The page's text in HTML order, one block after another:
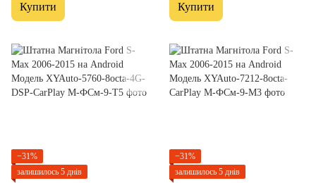
Купити Купити
−31%
залишилось 5 днів
−31%
залишилось 5 днів